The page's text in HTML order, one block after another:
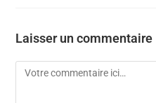
Laisser un commentaire